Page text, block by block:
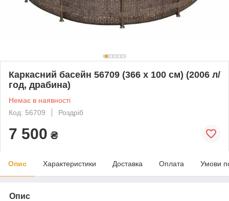
Каркасний басейн 56709 (366 x 100 см) (2006 л/
год, драбина)
Немає в наявності
Код: 56709
Роздріб
7 500 ₴
Опис Характеристики Доставка Оплата Умови
Опис